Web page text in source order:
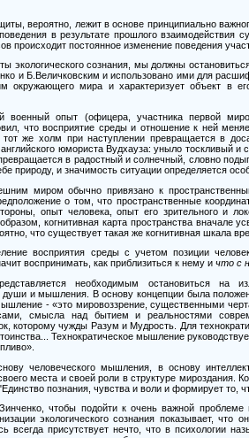
вероятно, лежит в основе принципиально
в результате прошлого взаимодействия
происходит постоянное изменение поведения
экологического сознания, мы должны
и Б.Величковским и использовано ими для
окружающего мира и характеризует объект в
военный опыт (офицера, участника первой
что восприятие среды и отношение к ней
тот же холм при наступлении превращается в
юмориста Вудхауза: уныло тоскливый
в радостный и солнечный, словно
природу, и значимость ситуации определяется
миром обычно привязано к
о том, что пространственные
опыт человека, опыт его зрительного и
когнитивная карта пространства вначале
что существует такая же когнитивная шкала
восприятия среды с учетом позиции
воспринимать, как приблизиться к нему и что с
необходимым остановиться на
и мышления. В основу концепции была
-«это мировоззрение, существенными
смысла над бытием и реальностями
которому чужды Разум и Мудрость. Для
Технократическое мышление
человеческого мышления, в основу
места и своей роли в структуре
познания, чувства и воли и формирует то,
чтобы подойти к очень важной проблеме
экологического сознания показывает,
присутствует нечто, что в психологии